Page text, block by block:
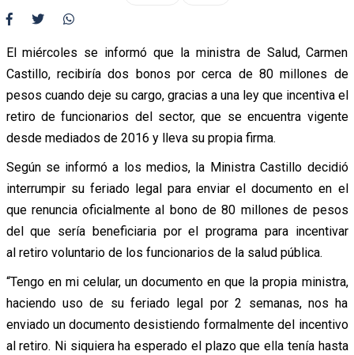
El miércoles se informó que la ministra de Salud, Carmen
Castillo, recibiría dos bonos por cerca de 80 millones de
pesos cuando deje su cargo, gracias a una ley que incentiva el
retiro de funcionarios del sector, que se encuentra vigente
desde mediados de 2016 y lleva su propia firma.
Según se informó a los medios, la Ministra Castillo decidió
interrumpir su feriado legal para enviar el documento en el
que renuncia oficialmente al bono de 80 millones de pesos
del que sería beneficiaria por el programa para incentivar
al retiro voluntario de los funcionarios de la salud pública.
“Tengo en mi celular, un documento en que la propia ministra,
haciendo uso de su feriado legal por 2 semanas, nos ha
enviado un documento desistiendo formalmente del incentivo
al retiro. Ni siquiera ha esperado el plazo que ella tenía hasta